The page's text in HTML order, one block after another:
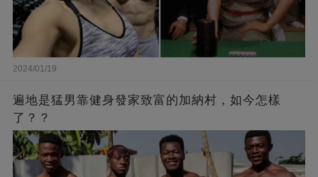
2024/01/19
遍地是猛男靠健身發家致富的加納村，如今怎樣
了？？